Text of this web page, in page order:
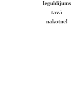
Ieguldījums
tavā
nākotnē!